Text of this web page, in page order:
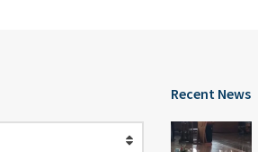
Recent News